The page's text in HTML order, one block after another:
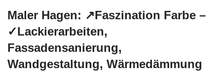
Maler Hagen: ↗️Faszination Farbe –
✓Lackierarbeiten,
Fassadensanierung,
Wandgestaltung, Wärmedämmung